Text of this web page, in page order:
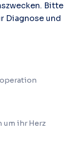
Bitte
Diagnose und
um ihr Herz